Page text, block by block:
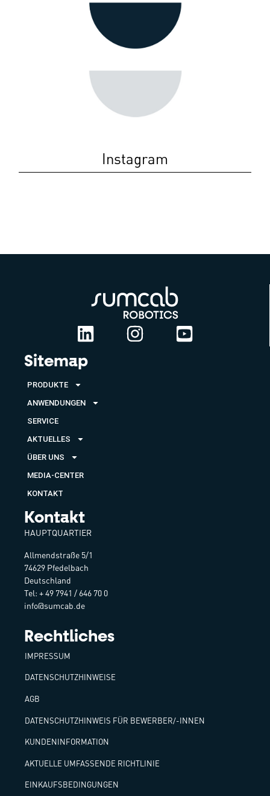
Instagram
Sitemap
PRODUKTE
ANWENDUNGEN
SERVICE
AKTUELLES
ÜBER UNS
MEDIA-CENTER
KONTAKT
Kontakt
HAUPTQUARTIER
Allmendstraße 5/1
74629 Pfedelbach
Deutschland
Tel: + 49 7941 / 646 70 0
info@sumcab.de
Rechtliches
IMPRESSUM
DATENSCHUTZHINWEISE
AGB
DATENSCHUTZHINWEIS FÜR BEWERBER/-INNEN
KUNDENINFORMATION
AKTUELLE UMFASSENDE RICHTLINIE
EINKAUFSBEDINGUNGEN